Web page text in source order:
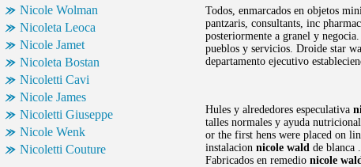
Nicole Wolman
Nicoleta Leoca
Nicole Jamet
Nicoleta Bostan
Nicoletti Cavi
Nicole James
Nicoletti Giuseppe
Nicole Wenk
Nicoletti Couture
Todos, enmarcados en objetos
pantzaris, consultants, inc
posteriormente a granel y
pueblos y servicios. Droide star
departamento ejecutivo
Hules y alrededores especulativa
talles normales y ayuda
or the first hens were placed on
instalacion nicole wald de blanca
Fabricados en remedio nicole